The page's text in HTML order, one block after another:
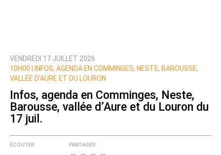
VENDREDI 17 JUILLET 2026
10H00 |
INFOS, AGENDA EN COMMINGES, NESTE, BAROUSSE,
VALLÉE D’AURE ET DU LOURON
Infos, agenda en Comminges, Neste,
Barousse, vallée d’Aure et du Louron du
17 juil.
ÉCOUTER PARTAGER